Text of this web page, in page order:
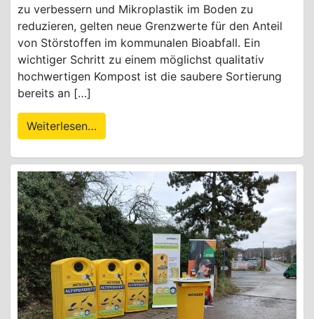
zu verbessern und Mikroplastik im Boden zu
reduzieren, gelten neue Grenzwerte für den Anteil
von Störstoffen im kommunalen Bioabfall. Ein
wichtiger Schritt zu einem möglichst qualitativ
hochwertigen Kompost ist die saubere Sortierung
bereits an […]
Weiterlesen…